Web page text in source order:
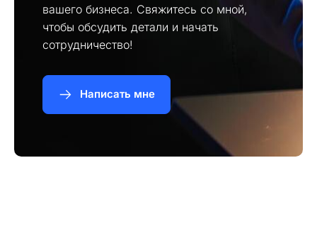
вашего бизнеса. Свяжитесь со мной,
чтобы обсудить детали и начать
сотрудничество!
Написать мне